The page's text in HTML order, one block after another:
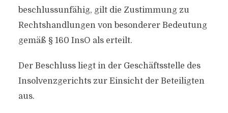
beschlussunfähig, gilt die Zustimmung zu
Rechtshandlungen von besonderer Bedeutung
gemäß § 160 InsO als erteilt.
Der Beschluss liegt in der Geschäftsstelle des
Insolvenzgerichts zur Einsicht der Beteiligten
aus.